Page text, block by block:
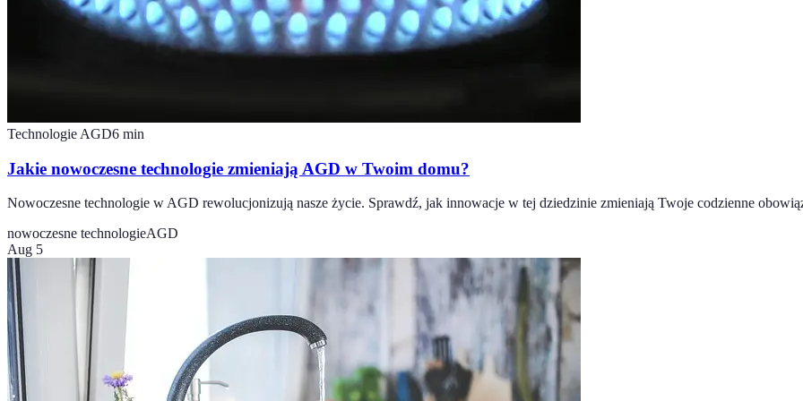
Technologie AGD6 min
Jakie nowoczesne technologie zmieniają AGD w Twoim domu?
Nowoczesne technologie w AGD rewolucjonizują nasze życie. Sprawdź, jak innowacje w tej dziedzinie zmieniają Twoje codzienne
nowoczesne technologieAGD
Aug 5